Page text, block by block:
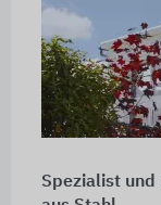
Spezialist und